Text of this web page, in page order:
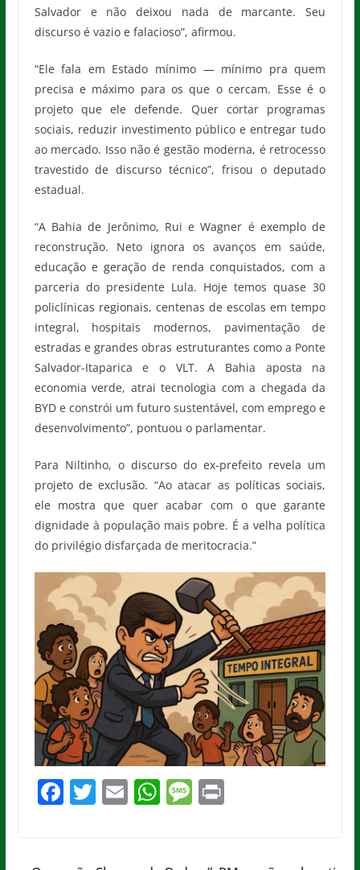
Salvador e não deixou nada de marcante. Seu
discurso é vazio e falacioso”, afirmou.
“Ele fala em Estado mínimo — mínimo pra quem
precisa e máximo para os que o cercam. Esse é o
projeto que ele defende. Quer cortar programas
sociais, reduzir investimento público e entregar tudo
ao mercado. Isso não é gestão moderna, é retrocesso
travestido de discurso técnico”, frisou o deputado
estadual.
“A Bahia de Jerônimo, Rui e Wagner é exemplo de
reconstrução. Neto ignora os avanços em saúde,
educação e geração de renda conquistados, com a
parceria do presidente Lula. Hoje temos quase 30
policlínicas regionais, centenas de escolas em tempo
integral, hospitais modernos, pavimentação de
estradas e grandes obras estruturantes como a Ponte
Salvador-Itaparica e o VLT. A Bahia aposta na
economia verde, atrai tecnologia com a chegada da
BYD e constrói um futuro sustentável, com emprego e
desenvolvimento”, pontuou o parlamentar.
Para Niltinho, o discurso do ex-prefeito revela um
projeto de exclusão. “Ao atacar as políticas sociais,
ele mostra que quer acabar com o que garante
dignidade à população mais pobre. É a velha política
do privilégio disfarçada de meritocracia.”
F T E W M Pr